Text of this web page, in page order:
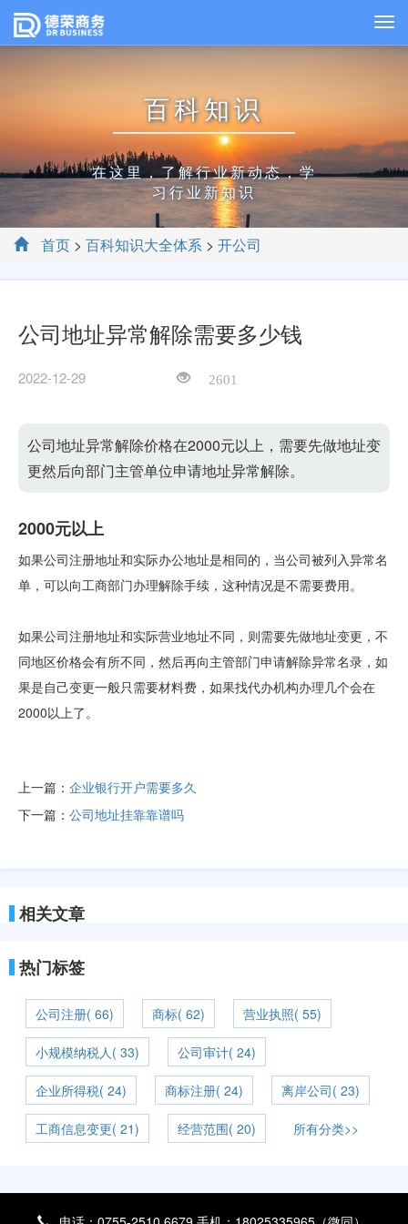
百科知识
在这里，了解行业新动态，学
习行业新知识
首页 > 百科知识大全体系 > 开公司
公司地址异常解除需要多少钱
2022-12-29 2601
公司地址异常解除价格在2000元以上，需要先做地址变
更然后向部门主管单位申请地址异常解除。
2000元以上
如果公司注册地址和实际办公地址是相同的，当公司被列入异常名
单，可以向工商部门办理解除手续，这种情况是不需要费用。
如果公司注册地址和实际营业地址不同，则需要先做地址变更，不
同地区价格会有所不同，然后再向主管部门申请解除异常名录，如
果是自己变更一般只需要材料费，如果找代办机构办理几个会在
2000以上了。
上一篇： 企业银行开户需要多久
下一篇： 公司地址挂靠靠谱吗
相关文章
热门标签
公司注册( 66) 商标( 62) 营业执照( 55)
小规模纳税人( 33) 公司审计( 24)
企业所得税( 24) 商标注册( 24) 离岸公司( 23)
工商信息变更( 21) 经营范围( 20) 所有分类>>